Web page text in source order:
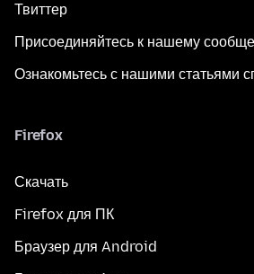
Твиттер
Присоединяйтесь к нашему
Ознакомьтесь с нашими статьями
Firefox
Скачать
Firefox для ПК
Браузер для Android